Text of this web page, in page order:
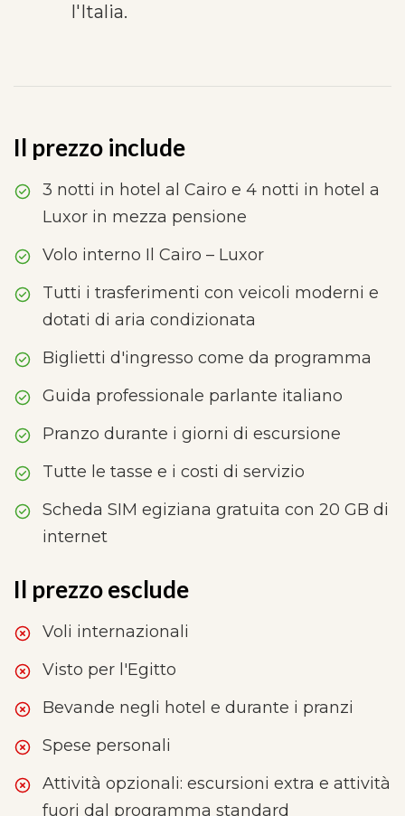
l'Italia.
Il prezzo include
3 notti in hotel al Cairo e 4 notti in hotel a
Luxor in mezza pensione
Volo interno Il Cairo – Luxor
Tutti i trasferimenti con veicoli moderni e
dotati di aria condizionata
Biglietti d'ingresso come da programma
Guida professionale parlante italiano
Pranzo durante i giorni di escursione
Tutte le tasse e i costi di servizio
Scheda SIM egiziana gratuita con 20 GB di
internet
Il prezzo esclude
Voli internazionali
Visto per l'Egitto
Bevande negli hotel e durante i pranzi
Spese personali
Attività opzionali: escursioni extra e attività
fuori dal programma standard